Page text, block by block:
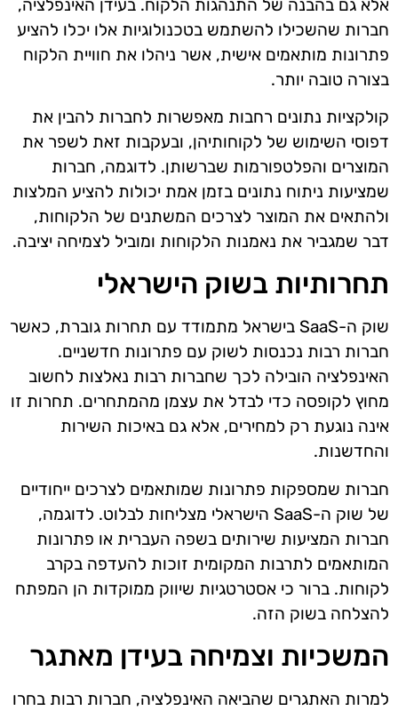
אלא גם בהבנה של התנהגות הלקוח. בעידן האינפלציה,
חברות שהשכילו להשתמש בטכנולוגיות אלו יכלו להציע
פתרונות מותאמים אישית, אשר ניהלו את חוויית הלקוח
בצורה טובה יותר.
קולקציות נתונים רחבות מאפשרות לחברות להבין את
דפוסי השימוש של לקוחותיהן, ובעקבות זאת לשפר את
המוצרים והפלטפורמות שברשותן. לדוגמה, חברות
שמציעות ניתוח נתונים בזמן אמת יכולות להציע המלצות
ולהתאים את המוצר לצרכים המשתנים של הלקוחות,
דבר שמגביר את נאמנות הלקוחות ומוביל לצמיחה יציבה.
תחרותיות בשוק הישראלי
שוק ה-SaaS בישראל מתמודד עם תחרות גוברת, כאשר
חברות רבות נכנסות לשוק עם פתרונות חדשניים.
האינפלציה הובילה לכך שחברות רבות נאלצות לחשוב
מחוץ לקופסה כדי לבדל את עצמן מהמתחרים. תחרות זו
אינה נוגעת רק למחירים, אלא גם באיכות השירות
והחדשנות.
חברות שמספקות פתרונות שמותאמים לצרכים ייחודיים
של שוק ה-SaaS הישראלי מצליחות לבלוט. לדוגמה,
חברות המציעות שירותים בשפה העברית או פתרונות
המותאמים לתרבות המקומית זוכות להעדפה בקרב
לקוחות. ברור כי אסטרטגיות שיווק ממוקדות הן המפתח
להצלחה בשוק הזה.
המשכיות וצמיחה בעידן מאתגר
למרות האתגרים שהביאה האינפלציה, חברות רבות בחרו